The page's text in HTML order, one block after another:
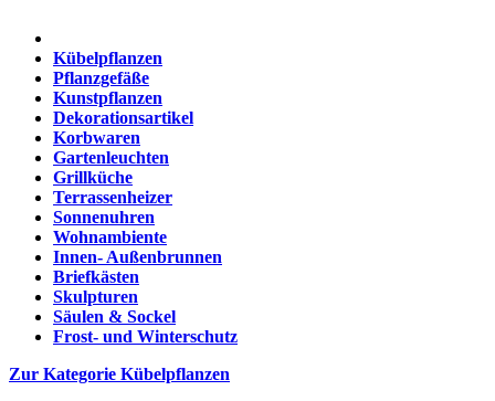
Kübelpflanzen
Pflanzgefäße
Kunstpflanzen
Dekorationsartikel
Korbwaren
Gartenleuchten
Grillküche
Terrassenheizer
Sonnenuhren
Wohnambiente
Innen- Außenbrunnen
Briefkästen
Skulpturen
Säulen & Sockel
Frost- und Winterschutz
Zur Kategorie Kübelpflanzen